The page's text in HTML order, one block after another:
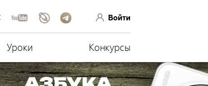
Войти
Уроки Конкурсы